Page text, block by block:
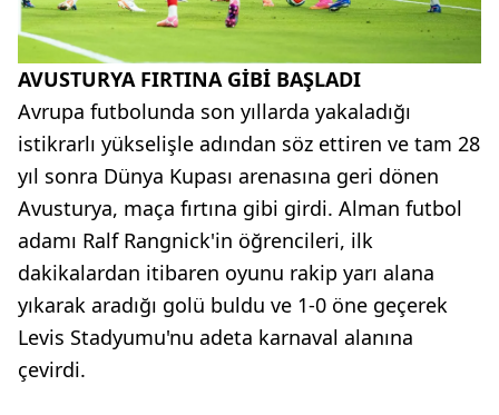
AVUSTURYA FIRTINA GİBİ BAŞLADI
Avrupa futbolunda son yıllarda yakaladığı
istikrarlı yükselişle adından söz ettiren ve tam 28
yıl sonra Dünya Kupası arenasına geri dönen
Avusturya, maça fırtına gibi girdi. Alman futbol
adamı Ralf Rangnick'in öğrencileri, ilk
dakikalardan itibaren oyunu rakip yarı alana
yıkarak aradığı golü buldu ve 1-0 öne geçerek
Levis Stadyumu'nu adeta karnaval alanına
çevirdi.